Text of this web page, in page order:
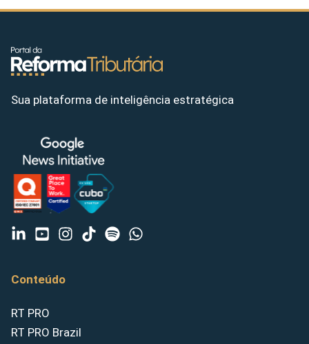
Sua plataforma de inteligência estratégica
Conteúdo
RT PRO
RT PRO Brazil